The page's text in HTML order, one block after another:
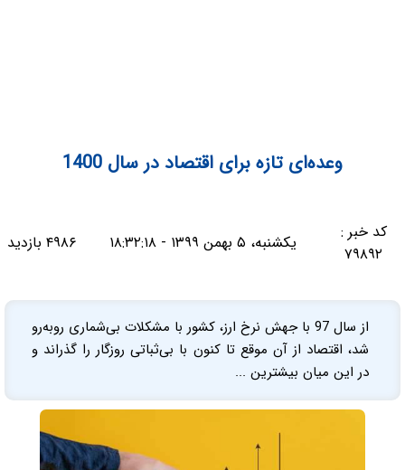
وعده‌ای تازه برای اقتصاد در سال 1400
کد خبر :
۷۹۸۹۲
یکشنبه، ۵ بهمن ۱۳۹۹ - ۱۸:۳۲:۱۸ ۴۹۸۶ بازدید
از سال 97 با جهش نرخ ارز، کشور با مشکلات بی‌شماری روبه‌رو
شد، اقتصاد از آن موقع تا کنون با بی‌ثباتی روزگار را گذراند و
در این میان بیشترین ...